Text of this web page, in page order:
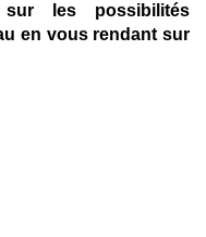
sur les possibilités
en vous rendant sur